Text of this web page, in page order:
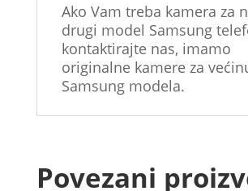
Ako Vam treba kamera za
drugi model Samsung
kontaktirajte nas, imamo
originalne kamere za
Samsung modela.
Povezani